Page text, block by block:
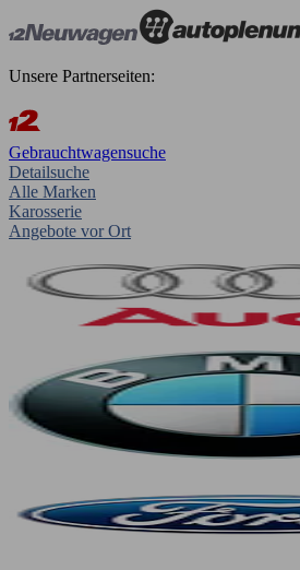
Unsere Partnerseiten:
Gebrauchtwagensuche
Detailsuche
Alle Marken
Karosserie
Angebote vor Ort